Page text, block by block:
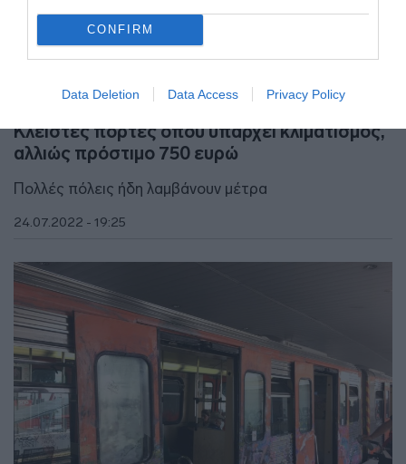
CONFIRM
Data Deletion Data Access Privacy Policy
Κλειστές πόρτες όπου υπάρχει κλιματισμός,
αλλιώς πρόστιμο 750 ευρώ
Πολλές πόλεις ήδη λαμβάνουν μέτρα
24.07.2022 - 19:25